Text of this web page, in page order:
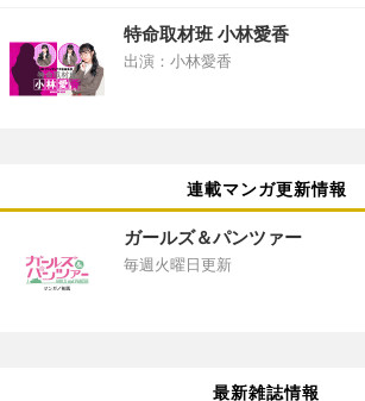
特命取材班 小林愛香
出演：小林愛香
連載マンガ更新情報
ガールズ＆パンツァー
毎週火曜日更新
最新雑誌情報